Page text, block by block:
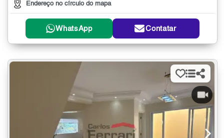
Endereço no círculo do mapa
WhatsApp Contatar